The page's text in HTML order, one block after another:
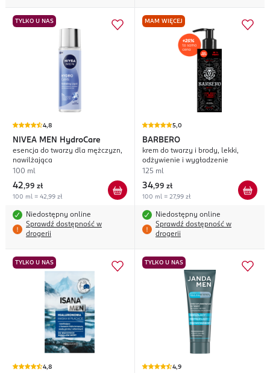
TYLKO U NAS
4,8
NIVEA MEN HydroCare
esencja do twarzy dla mężczyzn,
nawilżająca
100 ml
42,99 zł
100 ml = 42,99 zł
Niedostępny online
Sprawdź dostępność w
drogerii
MAM WIĘCEJ
5,0
BARBERO
krem do twarzy i brody, lekki,
odżywienie i wygładzenie
125 ml
34,99 zł
100 ml = 27,99 zł
Niedostępny online
Sprawdź dostępność w
drogerii
TYLKO U NAS
4,8
TYLKO U NAS
4,9